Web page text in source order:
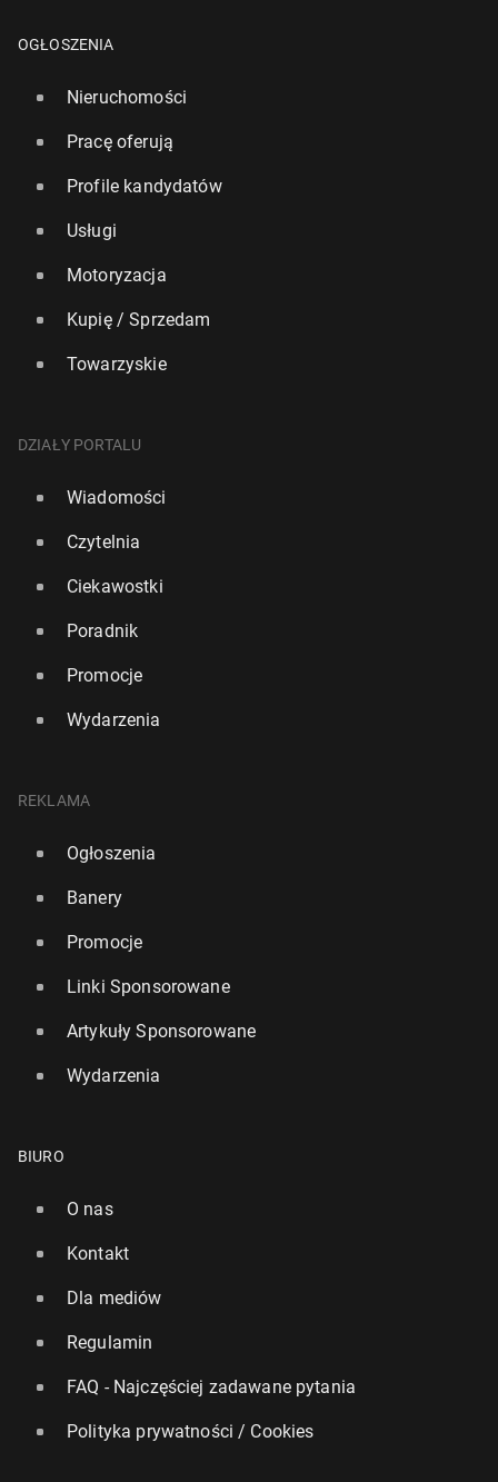
OGŁOSZENIA
Nieruchomości
Pracę oferują
Profile kandydatów
Usługi
Motoryzacja
Kupię / Sprzedam
Towarzyskie
DZIAŁY PORTALU
Wiadomości
Czytelnia
Ciekawostki
Poradnik
Promocje
Wydarzenia
REKLAMA
Ogłoszenia
Banery
Promocje
Linki Sponsorowane
Artykuły Sponsorowane
Wydarzenia
BIURO
O nas
Kontakt
Dla mediów
Regulamin
FAQ - Najczęściej zadawane pytania
Polityka prywatności / Cookies